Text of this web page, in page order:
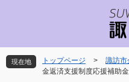
先
頭
を
飛
現在地 トップページ > 諏訪市
金返済支援制度応援補助